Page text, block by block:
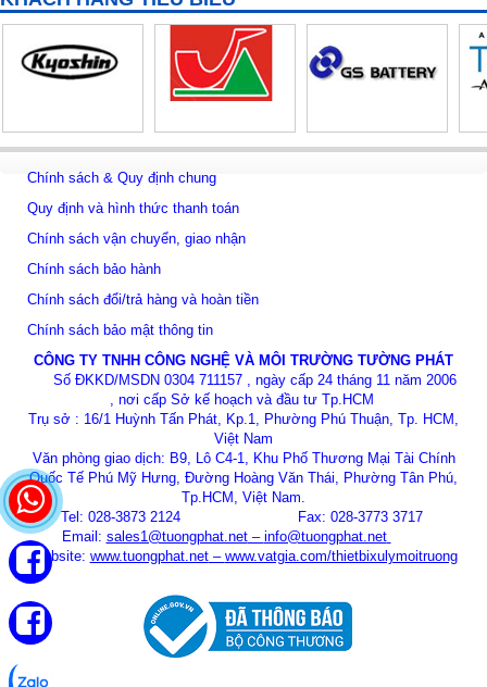
Chính sách & Quy định chung
Quy định và hình thức thanh toán
Chính sách vận chuyển, giao nhận
Chính sách bảo hành
Chính sách đổi/trả hàng và hoàn tiền
Chính sách bảo mật thông tin
CÔNG TY TNHH CÔNG NGHỆ VÀ MÔI TRƯỜNG TƯỜNG PHÁT
Số ĐKKD/MSDN 0304 711157 , ngày cấp 24 tháng 11 năm 2006
, nơi cấp Sở kế hoạch và đầu tư Tp.HCM
Trụ sở : 16/1 Huỳnh Tấn Phát, Kp.1, Phường Phú Thuận, Tp. HCM,
Việt Nam
Văn phòng giao dịch: B9, Lô C4-1, Khu Phố Thương Mại Tài Chính
Quốc Tế Phú Mỹ Hưng, Đường Hoàng Văn Thái, Phường Tân Phú,
Tp.HCM, Việt Nam.
Tel: 028-3873 2124 Fax: 028-3773 3717
Email: sales1@tuongphat.net– info@tuongphat.net
Website: www.tuongphat.net– www.vatgia.com/thietbixulymoitruong